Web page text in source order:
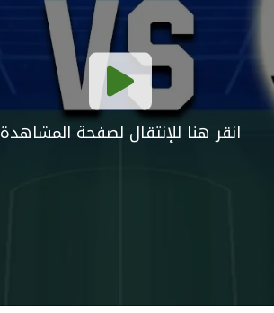
انقر هنا للإنتقال لصفحة المشاهدة